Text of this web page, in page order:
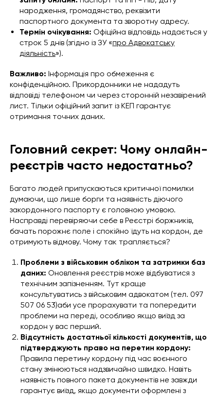
народження, громадянство, реквізити
паспортного документа та зворотну адресу.
Термін очікування: Офіційна відповідь надається у
строк 5 днів (згідно із ЗУ «про Адвокатську
діяльність»).
Важливо: Інформація про обмеження є
конфіденційною. Прикордонники не нададуть
відповіді телефоном чи через сторонній незавірений
лист. Тільки офіційний запит із КЕП гарантує
отримання точних даних.
Головний секрет: Чому онлайн-
реєстрів часто недостатньо?
Багато людей припускаються критичної помилки
думаючи, що лише борги та наявність діючого
закордонного паспорту є головною умовою.
Насправді перевіряючи себе в Реєстрі боржників,
бачать порожнє поле і спокійно їдуть на кордон, де
отримують відмову. Чому так трапляється?
Проблеми з військовим обліком та затримки баз
даних: Оновлення реєстрів може відбуватися з
технічним запізненням. Тут краще
консультуватись з військовим адвокатом (тел. 097
507 06 53)аби усе прорахувати та попередити
проблеми на переді, особливо якщо виїзд за
кордон у вас перший.
Відсутність достатньої кількості документів, що
підтверджують право на перетин кордону:
Правила перетину кордону під час воєнного
стану змінюються надзвичайно швидко. Навіть
наявність повного пакета документів не завжди
гарантує виїзд, якщо документи оформлені з